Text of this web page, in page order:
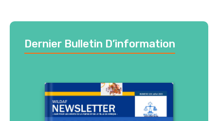
Dernier Bulletin D’information